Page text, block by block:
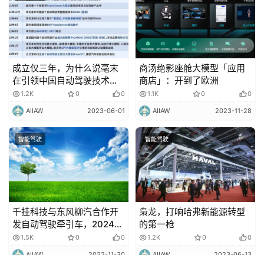
成立仅三年，为什么说毫末
在引领中国自动驾驶技术质
变期
1.2K 0 0
AIIAW 2023-06-01
商汤绝影座舱大模型「应用
商店」：开到了欧洲
1.1K 0 0
AIIAW 2023-11-28
智能驾驶
千挂科技与东风柳汽合作开
发自动驾驶牵引车，2024年
量产交付
1.5K 0 0
智能驾驶
枭龙，打响哈弗新能源转型
的第一枪
1.2K 0 0